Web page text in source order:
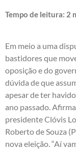
Tempo de leitura: 2
Em meio a uma
bastidores que
oposição e do
dúvida de que
apesar de ter
ano passado.
presidente Clóvis
Roberto de Souza
nova eleição. “Aí